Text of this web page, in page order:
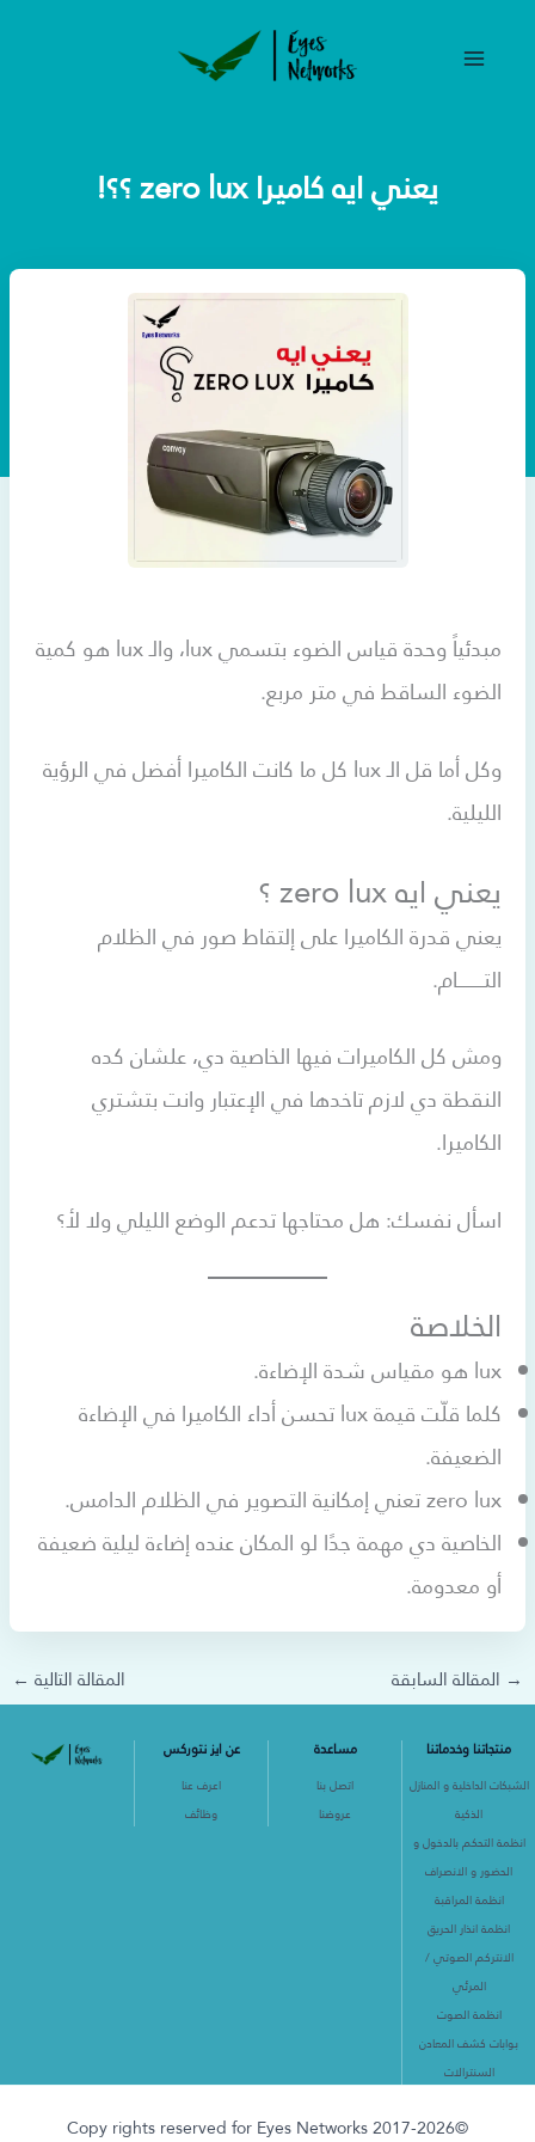
المحتوى
يعني ايه كاميرا zero lux ؟؟!
مبدئياً وحدة قياس الضوء بتسمي lux، والـ lux هو كمية
الضوء الساقط في متر مربع.
وكل أما قل الـ lux كل ما كانت الكاميرا أفضل في الرؤية
الليلية.
يعني ايه zero lux ؟
يعني قدرة الكاميرا على إلتقاط صور في الظلام
التـــــــــــام.
ومش كل الكاميرات فيها الخاصية دي، علشان كده
النقطة دي لازم تاخدها في الإعتبار وانت بتشتري
الكاميرا.
اسأل نفسك: هل محتاجها تدعم الوضع الليلي ولا لأ؟
الخلاصة
lux هو مقياس شدة الإضاءة.
كلما قلّت قيمة lux تحسن أداء الكاميرا في الإضاءة
الضعيفة.
zero lux تعني إمكانية التصوير في الظلام الدامس.
الخاصية دي مهمة جدًا لو المكان عنده إضاءة ليلية ضعيفة
أو معدومة.
→ المقالة السابقة المقالة التالية ←
منتجاتنا وخدماتنا
الشبكات الداخلية و المنازل
الذكية
انظمة التحكم بالدخول و
الحضور و الانصراف
انظمة المراقبة
انظمة انذار الحريق
الانتركم الصوتي /
المرئي
انظمة الصوت
بوابات كشف المعادن
السنترالات
مساعدة
اتصل بنا
عروضنا
عن ايز نتوركس
اعرف عنا
وظائف
©2017-2026 Copy rights reserved for Eyes Networks